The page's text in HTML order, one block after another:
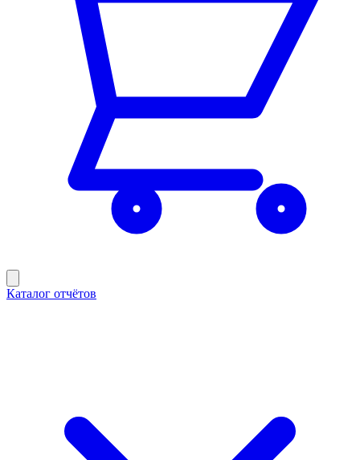
Каталог отчётов